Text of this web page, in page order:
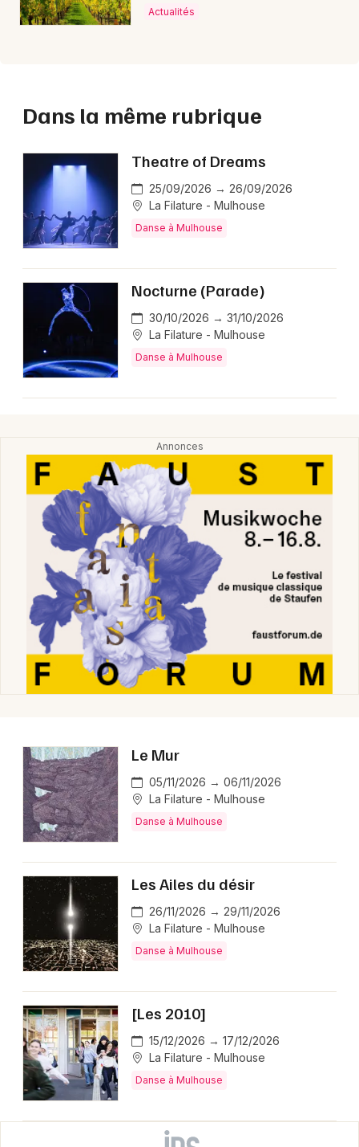
Actualités
Dans la même rubrique
Theatre of Dreams
25/09/2026 → 26/09/2026
La Filature - Mulhouse
Danse à Mulhouse
Nocturne (Parade)
30/10/2026 → 31/10/2026
La Filature - Mulhouse
Danse à Mulhouse
Le Mur
05/11/2026 → 06/11/2026
La Filature - Mulhouse
Danse à Mulhouse
Les Ailes du désir
26/11/2026 → 29/11/2026
La Filature - Mulhouse
Danse à Mulhouse
[Les 2010]
15/12/2026 → 17/12/2026
La Filature - Mulhouse
Danse à Mulhouse